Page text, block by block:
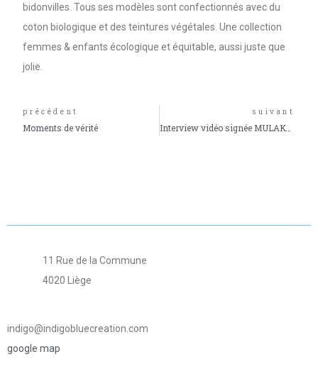
bidonvilles. Tous ses modèles sont confectionnés avec du
coton biologique et des teintures végétales. Une collection
femmes & enfants écologique et équitable, aussi juste que
jolie.
précédent
Moments de vérité
suivant
Interview vidéo signée MULAKOZè
11 Rue de la Commune
4020 Liège
indigo@indigobluecreation.com
google map